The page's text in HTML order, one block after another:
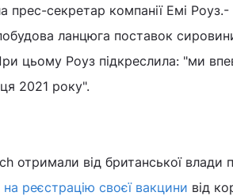
прес-секретар компанії Емі
ланцюга поставок
цьому Роуз підкреслила: "ми
2021 року".
отримали від британської влади
на реєстрацію своєї вакцини від